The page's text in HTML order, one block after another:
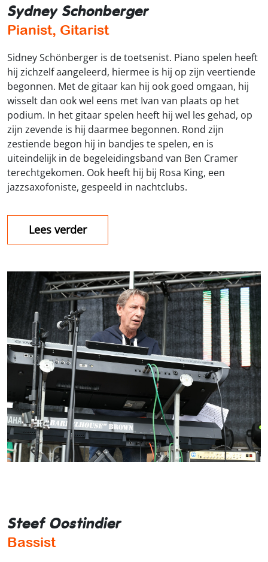
Sydney Schonberger
Pianist, Gitarist
Sidney Schönberger is de toetsenist. Piano spelen heeft
hij zichzelf aangeleerd, hiermee is hij op zijn veertiende
begonnen. Met de gitaar kan hij ook goed omgaan, hij
wisselt dan ook wel eens met Ivan van plaats op het
podium. In het gitaar spelen heeft hij wel les gehad, op
zijn zevende is hij daarmee begonnen. Rond zijn
zestiende begon hij in bandjes te spelen, en is
uiteindelijk in de begeleidingsband van Ben Cramer
terechtgekomen. Ook heeft hij bij Rosa King, een
jazzsaxofoniste, gespeeld in nachtclubs.
Lees verder
Steef Oostindier
Bassist